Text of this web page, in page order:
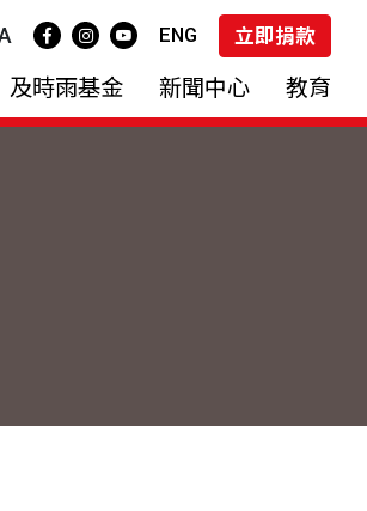
ENG 立即捐款
及時雨基金 新聞中心 教育